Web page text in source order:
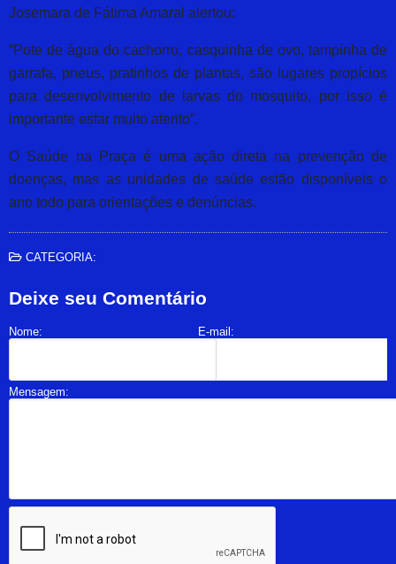
Josemara de Fátima Amaral alertou:
“Pote de água do cachorro, casquinha de ovo, tampinha de
garrafa, pneus, pratinhos de plantas, são lugares propícios
para desenvolvimento de larvas do mosquito, por isso é
importante estar muito atento”.
O Saúde na Praça é uma ação direta na prevenção de
doenças, mas as unidades de saúde estão disponíveis o
ano todo para orientações e denúncias.
CATEGORIA:
Deixe seu Comentário
Nome: E-mail:
Mensagem: